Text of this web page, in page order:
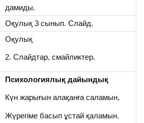
дамиды.
Оқулық 3 сынып. Слайд.
Оқулық
2. Слайдтар, смайликтер.
Психологиялық дайындық
Күн жарығын алақанға саламын,
Жүрегіме басып ұстай қаламын.